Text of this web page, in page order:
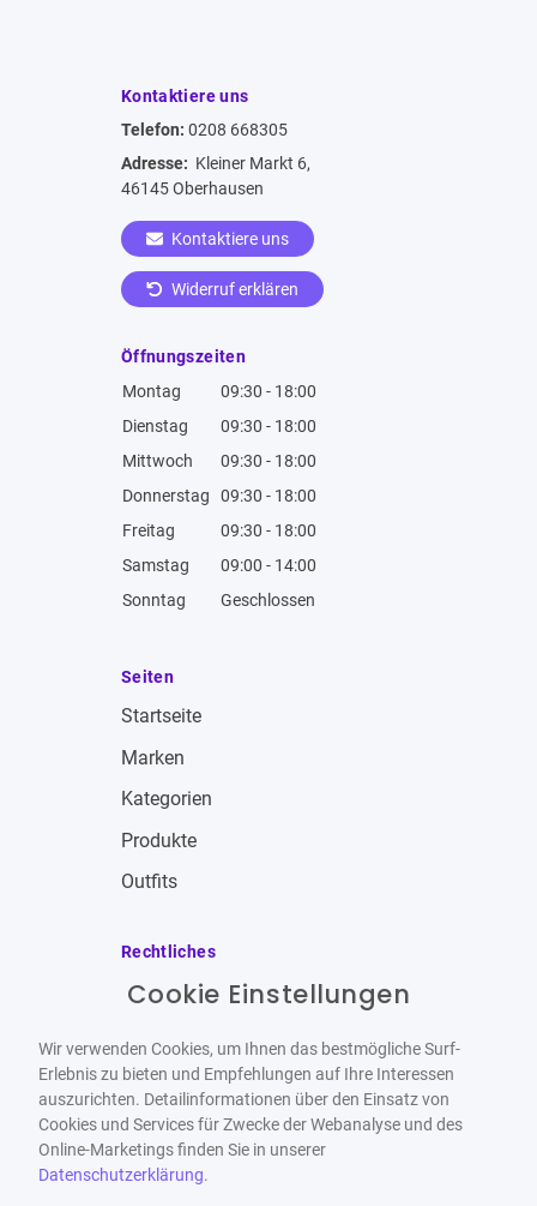
Kontaktiere uns
Telefon: 0208 668305
Adresse: Kleiner Markt 6,
46145 Oberhausen
Kontaktiere uns
Widerruf erklären
Öffnungszeiten
Montag
09:30 - 18:00
Dienstag
09:30 - 18:00
Mittwoch
09:30 - 18:00
Donnerstag
09:30 - 18:00
Freitag
09:30 - 18:00
Samstag
09:00 - 14:00
Sonntag
Geschlossen
Seiten
Startseite
Marken
Kategorien
Produkte
Outfits
Rechtliches
Impressum
Datenschutzbestimmungen
Widerrufsbelehrung
Cookie Einstellungen
Wir verwenden Cookies, um Ihnen das bestmögliche Surf-
Erlebnis zu bieten und Empfehlungen auf Ihre Interessen
auszurichten. Detailinformationen über den Einsatz von
Cookies und Services für Zwecke der Webanalyse und des
Online-Marketings finden Sie in unserer
Datenschutzerklärung.